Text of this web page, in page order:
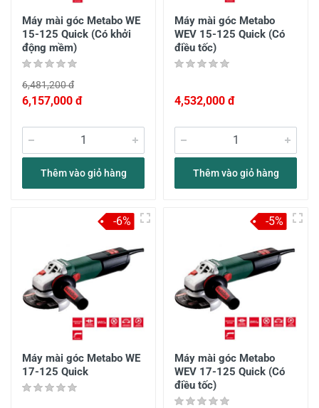
Máy mài góc Metabo WE
15-125 Quick (Có khởi
động mềm)
6,481,200 đ
6,157,000 đ
Thêm vào giỏ hàng
Máy mài góc Metabo
WEV 15-125 Quick (Có
điều tốc)
4,532,000 đ
Thêm vào giỏ hàng
Máy mài góc Metabo WE
17-125 Quick
-6%
Máy mài góc Metabo
WEV 17-125 Quick (Có
điều tốc)
-5%